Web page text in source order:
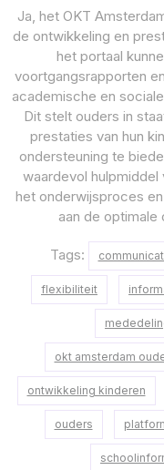
Ja, het OKT
de ontwikkeling en
het portaal
voortgangsrapporten
academische en
Dit stelt ouders in
prestaties van hun
ondersteuning te
waardevol
het onderwijsproces
aan de optimale
Tags:
flexibiliteit
okt amsterdam
ontwikkeling kinderen
ouders